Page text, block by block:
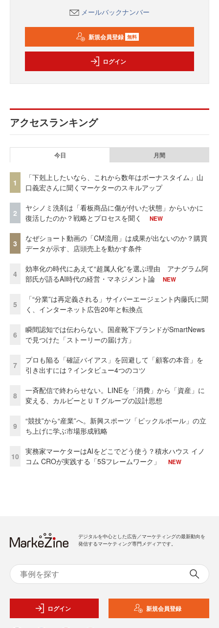
メールバックナンバー
新規会員登録 無料
ログイン
アクセスランキング
今日 月間
1
「下剋上したいなら、これから数年はボーナスタイム」山
口義宏さんに聞くマーケターのスキルアップ
2
ヤシノミ洗剤は「看板商品に傷が付いた状態」からいかに
復活したのか？戦略とプロセスを聞く
NEW
3
なぜショート動画の「CM流用」は成果が出ないのか？購買
データが示す、店頭売上を動かす条件
4
効率化の時代にあえて“超属人化”を選ぶ理由 アナグラム阿
部氏が語るAI時代の経営・マネジメント論
NEW
5
「“分業”は再定義される」サイバーエージェント内藤氏に聞
く、インターネット広告20年と転換点
6
瞬間認知では伝わらない。国産靴下ブランドがSmartNews
で見つけた「ストーリーの届け方」
7
プロも陥る「確証バイアス」を回避して「顧客の本音」を
引き出すには？インタビュー4つのコツ
8
一斉配信で終わらせない。LINEを「消費」から「資産」に
変える、カルビーとＵＴグループの設計思想
9
“競技”から“産業”へ。新興スポーツ「ピックルボール」の立
ち上げに学ぶ市場形成戦略
10
実務家マーケターはAIをどこでどう使う？積水ハウス イノ
コム CROが実践する「5Sフレームワーク」
NEW
デジタルを中心とした広告／マーケティングの最新動向を
発信するマーケティング専門メディアです。
ログイン 新規会員登録